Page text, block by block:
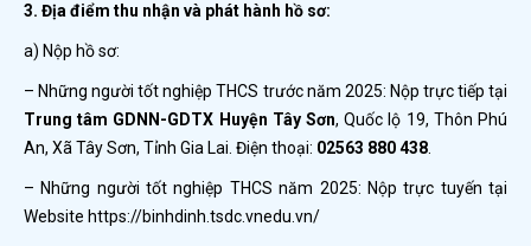
3. Địa điểm thu nhận và phát hành hồ sơ:
a) Nộp hồ sơ:
– Những người tốt nghiệp THCS trước năm 2025: Nộp trực tiếp tại
Trung tâm GDNN-GDTX Huyện Tây Sơn, Quốc lộ 19, Thôn Phú
An, Xã Tây Sơn, Tỉnh Gia Lai. Điện thoại: 02563 880 438.
– Những người tốt nghiệp THCS năm 2025: Nộp trực tuyến tại
Website https://binhdinh.tsdc.vnedu.vn/